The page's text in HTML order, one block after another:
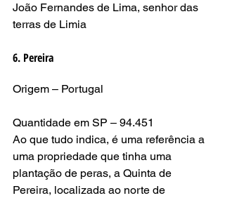
João Fernandes de Lima, senhor das
terras de Limia
6. Pereira
Origem – Portugal
Quantidade em SP – 94.451
Ao que tudo indica, é uma referência a
uma propriedade que tinha uma
plantação de peras, a Quinta de
Pereira, localizada ao norte de